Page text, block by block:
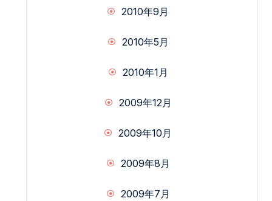
2010年9月
2010年5月
2010年1月
2009年12月
2009年10月
2009年8月
2009年7月